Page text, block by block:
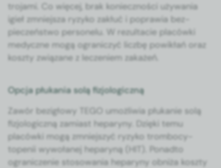
tro­ja­mi. Co więcej, brak koniecznoś­ci uży­wa­nia
igieł zmniejsza ryzyko zakłuć i popraw­ia bez­
pieczeńst­wo per­son­elu. W rezulta­cie placów­ki
medy­czne mogą ograniczyć liczbę powikłań oraz
kosz­ty związane z lecze­niem zakażeń.
Opcja płukania solą fizjologiczną
Zawór bezigłowy TEGO umożli­wia płukanie solą
fizjo­log­iczną zami­ast heparyny. Dzię­ki temu
placów­ki mogą zmniejszyć ryzyko trom­bo­cy­
topenii wywołanej heparyną (HIT). Pon­ad­to
ogranicze­nie stosowa­nia heparyny obniża kosz­ty